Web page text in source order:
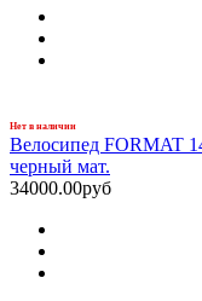
Нет в наличии
Велосипед FORMAT
черный мат.
34000.00руб